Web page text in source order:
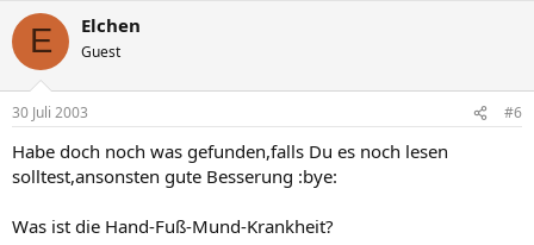
E Elchen
Guest
30 Juli 2003 #6
Habe doch noch was gefunden,falls Du es noch lesen
solltest,ansonsten gute Besserung :bye:
Was ist die Hand-Fuß-Mund-Krankheit?